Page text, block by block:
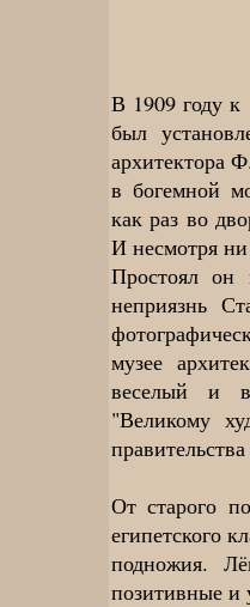
В 1909 году к
был
архитектора
в богемной
как раз во
И несмотря
Простоял он
неприязнь
музее
веселый и
"Великому
От старого
египетского
подножия.
позитивные и